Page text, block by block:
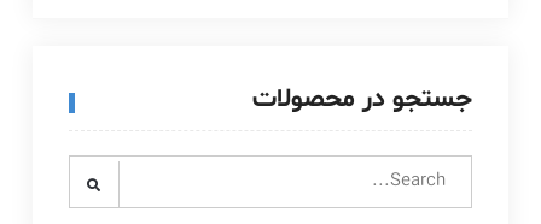
جستجو در محصولات
Search